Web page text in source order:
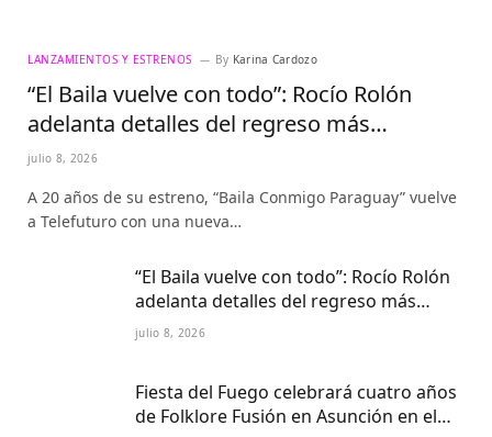
LANZAMIENTOS Y ESTRENOS By Karina Cardozo
“El Baila vuelve con todo”: Rocío Rolón
adelanta detalles del regreso más
esperado de la televisión paraguaya
julio 8, 2026
A 20 años de su estreno, “Baila Conmigo Paraguay” vuelve
a Telefuturo con una nueva…
“El Baila vuelve con todo”: Rocío Rolón
adelanta detalles del regreso más
esperado de la televisión paraguaya
julio 8, 2026
Fiesta del Fuego celebrará cuatro años
de Folklore Fusión en Asunción en el